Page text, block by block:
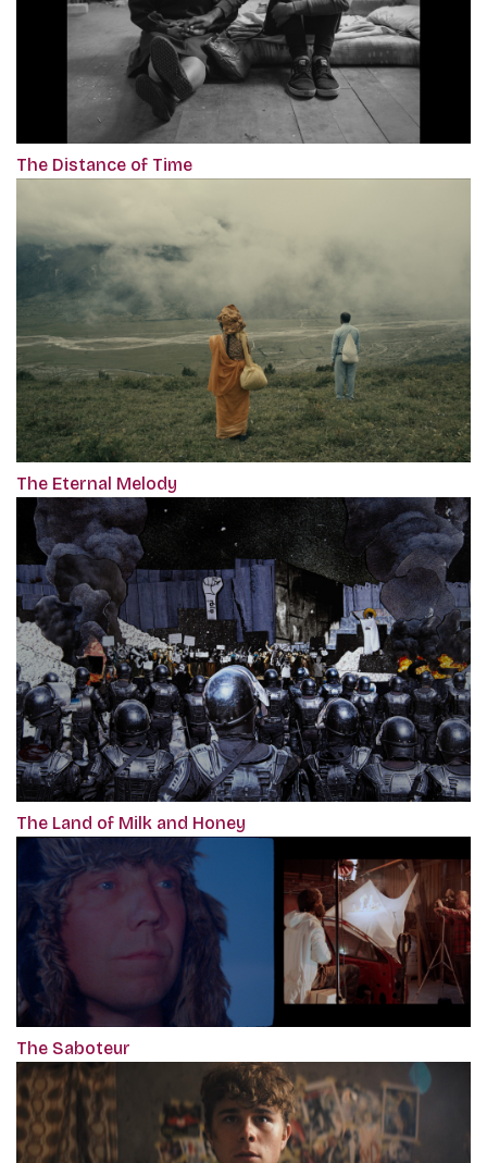
The Distance of Time
The Eternal Melody
The Land of Milk and Honey
The Saboteur